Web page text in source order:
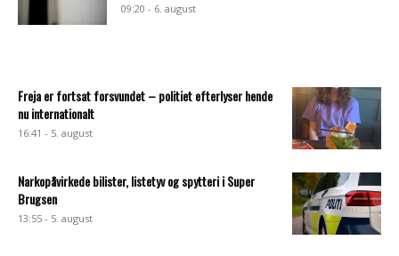
09:20 - 6. august
Freja er fortsat forsvundet – politiet efterlyser hende
nu internationalt
16:41 - 5. august
Narkopåvirkede bilister, listetyv og spytteri i Super
Brugsen
13:55 - 5. august